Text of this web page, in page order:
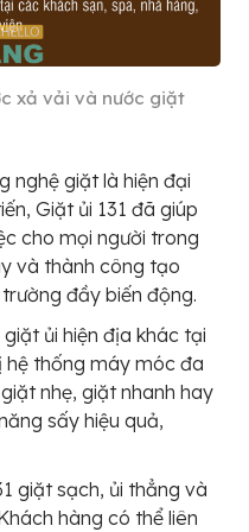
xả vải và nước giặt
nghệ giặt là hiện đại
Giặt ủi 131 đã giúp
cho mọi người trong
và thành công tạo
đầy biến động.
ủi hiện địa khác tại
hệ thống máy móc đa
nhẹ, giặt nhanh hay
sấy hiệu quả,
giặt sạch, ủi thẳng và
hàng có thể liên